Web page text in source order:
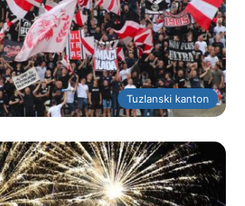
Tuzlanski kanton